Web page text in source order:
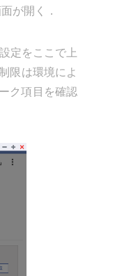
が開く．
定をここで上
限は環境によ
ク項目を確認